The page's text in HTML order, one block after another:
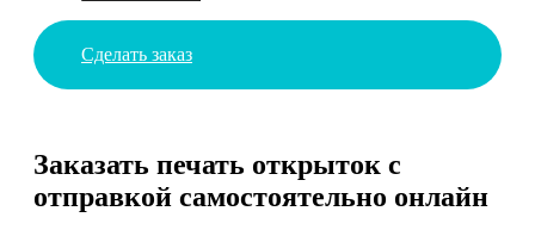
Сделать заказ
Заказать печать открыток с
отправкой самостоятельно онлайн